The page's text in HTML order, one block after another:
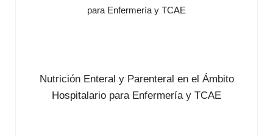
Nutrición Enteral y Parenteral en el Ámbito
Hospitalario para Enfermería y TCAE